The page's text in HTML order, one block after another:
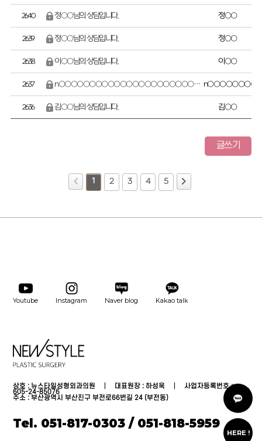
톡
상
온
인
HERE !
2640 정○○님의 상담입니다. 정○○
2639 정○○님의 상담입니다. 정○○
2638 이○○님의 상담입니다. 이○○
2637 n○○○○○○○○○○○○○○○○○○○○○○○님의 상담입니다.
2636 김○○님의 상담입니다. 김○○
글쓰기
1 2 3 4 5
Youtube Instagram Naver blog Kakao talk
상호 : 뉴스타일성형외과의원 │ 대표원장 : 하성욱 │ 사업자등록번호 :
605-24-85076
주소 : 부산광역시 부산진구 부전로66번길 24 (부전동)
Tel. 051-817-0303 / 051-818-5959